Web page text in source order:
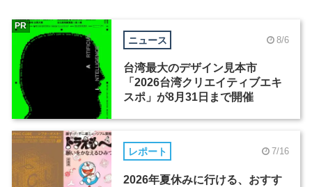
ニュース 8/6
台湾最大のデザイン見本市
「2026台湾クリエイティブエキ
スポ」が8月31日まで開催
PR
レポート 7/16
2026年夏休みに行ける、おすす